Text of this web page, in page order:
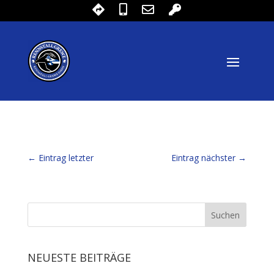
← Eintrag letzter Eintrag nächster →
NEUESTE BEITRÄGE